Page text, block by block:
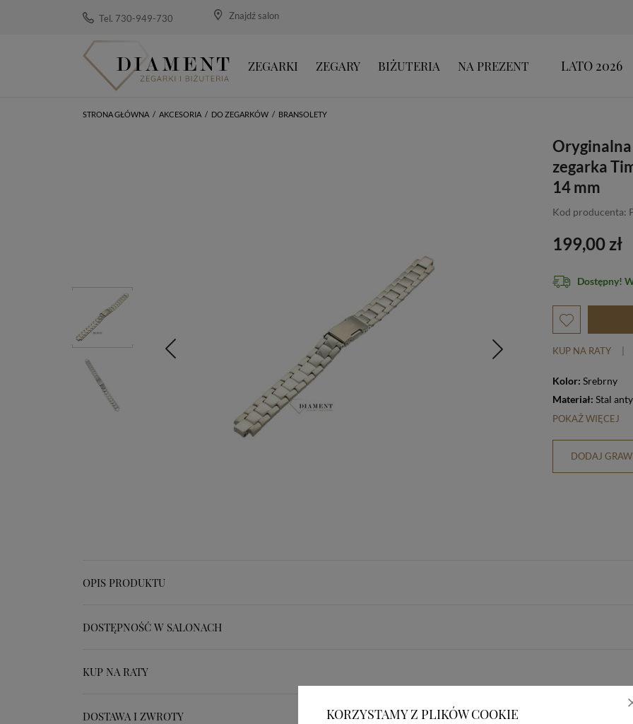
KORZYSTAMY Z PLIKÓW COOKIE
Tel. 730-949-730 Znajdź salon
ZEGARKI ZEGARY BIŻUTERIA NA PREZENT LATO 2026
STRONA GŁÓWNA / AKCESORIA / DO ZEGARKÓW / BRANSOLETY
zegarka
14 mm
Kod producenta:
199,00 zł
Dostępny!
KUP NA RATY
Kolor: Srebrny
Materiał: Stal
POKAŻ WIĘCEJ
DODAJ
OPIS PRODUKTU
DOSTĘPNOŚĆ W SALONACH
KUP NA RATY
DOSTAWA I ZWROTY